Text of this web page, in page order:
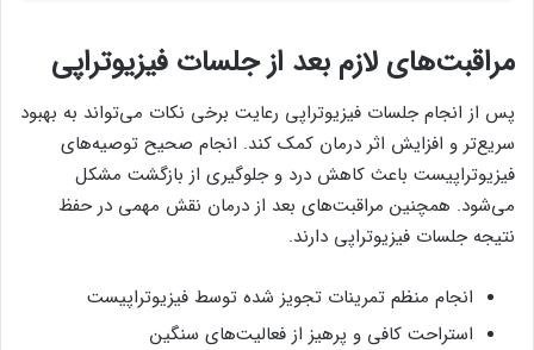
مراقبت‌های لازم بعد از جلسات فیزیوتراپی
پس از انجام جلسات فیزیوتراپی رعایت برخی نکات می‌تواند به بهبود
سریع‌تر و افزایش اثر درمان کمک کند. انجام صحیح توصیه‌های
فیزیوتراپیست باعث کاهش درد و جلوگیری از بازگشت مشکل
می‌شود. همچنین مراقبت‌های بعد از درمان نقش مهمی در حفظ
نتیجه جلسات فیزیوتراپی دارند.
انجام منظم تمرینات تجویز شده توسط فیزیوتراپیست
استراحت کافی و پرهیز از فعالیت‌های سنگین